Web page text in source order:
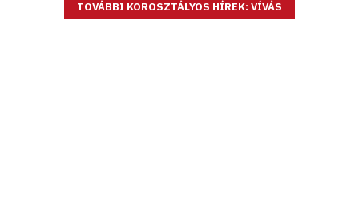
TOVÁBBI KOROSZTÁLYOS HÍREK: VÍVÁS